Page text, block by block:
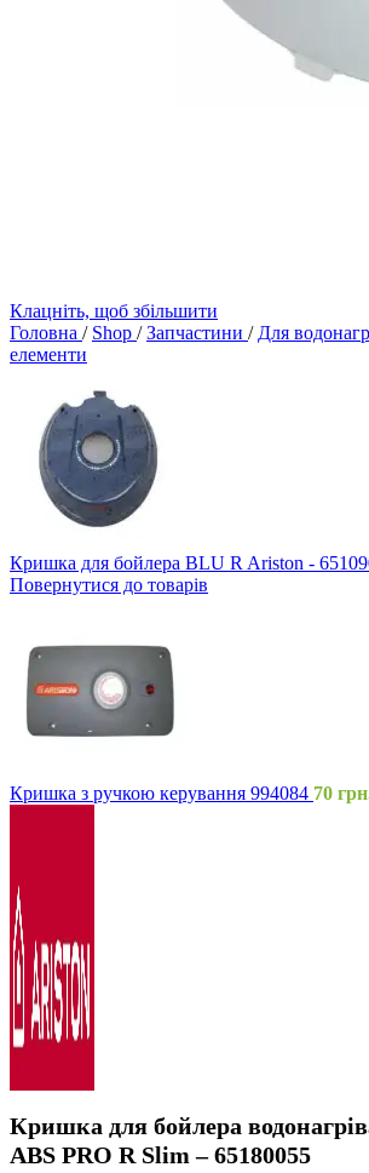
Клацніть, щоб збільшити
Головна / Shop / Запчастини / Для
елементи
Кришка для бойлера BLU R Ariston -
Повернутися до товарів
Кришка з ручкою керування 994084 70
Кришка для бойлера
ABS PRO R Slim – 65180055